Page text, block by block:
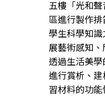
五樓「光和聲
區進行製作
學生科學知
展藝術感知、
透過生活美學
進行賞析、
習材料的功能